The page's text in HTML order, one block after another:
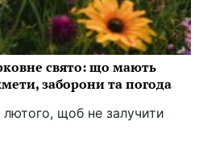
свято: що мають
заборони та погода
щоб не залучити